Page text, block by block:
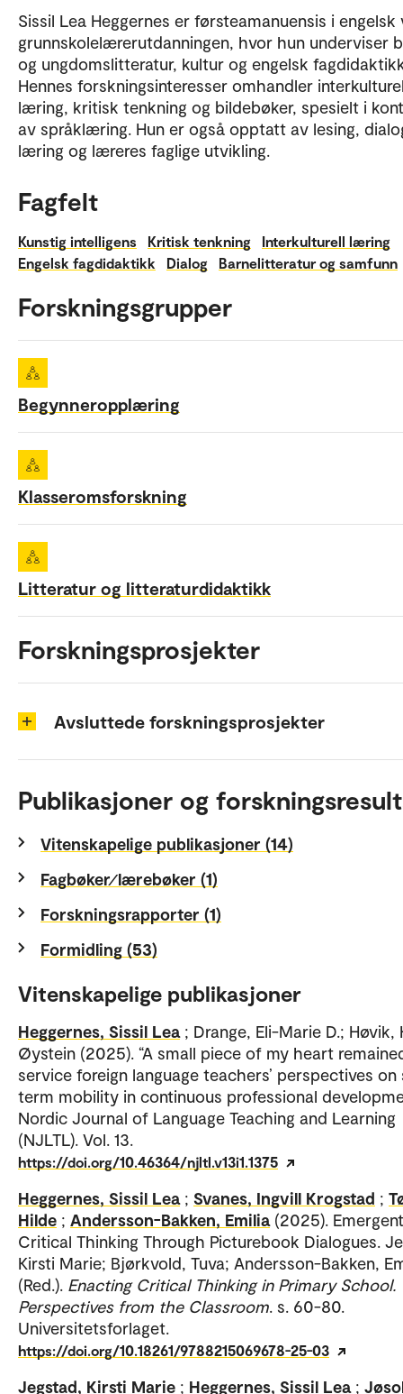
Sissil Lea Heggernes er førsteamanuensis i engelsk
grunnskolelærerutdanningen, hvor hun underviser
og ungdomslitteratur, kultur og engelsk
Hennes forskningsinteresser omhandler
læring, kritisk tenkning og bildebøker, spesielt i
av språklæring. Hun er også opptatt av lesing,
læring og læreres faglige utvikling.
Fagfelt
Kunstig intelligens Kritisk tenkning
Interkulturell læring
Engelsk fagdidaktikk
Dialog Barnelitteratur og samfunn
Forskningsgrupper
Begynneropplæring
Klasseromsforskning
Litteratur og litteraturdidaktikk
Forskningsprosjekter
Avsluttede forskningsprosjekter
Publikasjoner og
Vitenskapelige publikasjoner (14)
Fagbøker⁄lærebøker (1)
Forskningsrapporter (1)
Formidling (53)
Vitenskapelige publikasjoner
Heggernes, Sissil Lea ; Drange, Eli-Marie D.; Høvik,
Øystein (2025). “A small piece of my heart
service foreign language teachers’ perspectives
term mobility in continuous professional
Nordic Journal of Language Teaching and Learning
(NJLTL). Vol. 13.
https://doi.org/10.46364/njltl.v13i1.1375
Heggernes, Sissil Lea ; Svanes, Ingvill Krogstad ;
Hilde ; Andersson-Bakken, Emilia (2025). Emergent
Critical Thinking Through Picturebook Dialogues.
Kirsti Marie; Bjørkvold, Tuva; Andersson-Bakken,
(Red.). Enacting Critical Thinking in Primary School.
Perspectives from the Classroom. s. 60-80.
Universitetsforlaget.
https://doi.org/10.18261/9788215069678-25-03
Jegstad, Kirsti Marie ; Heggernes, Sissil Lea ;